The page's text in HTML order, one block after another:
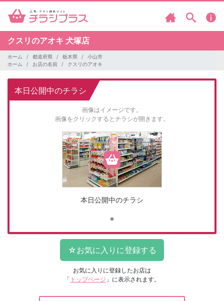
クスリのアオキ 犬塚店
ホーム 都道府県 栃木県
小山市
ホーム
お店の名前 クスリのアオキ
本日公開中のチラシ
画像はイメージです。
画像をクリックするとチラシが開きます。
本日公開中のチラシ
お気に入りに登録したお店は
「 トップページ 」に表示されます。